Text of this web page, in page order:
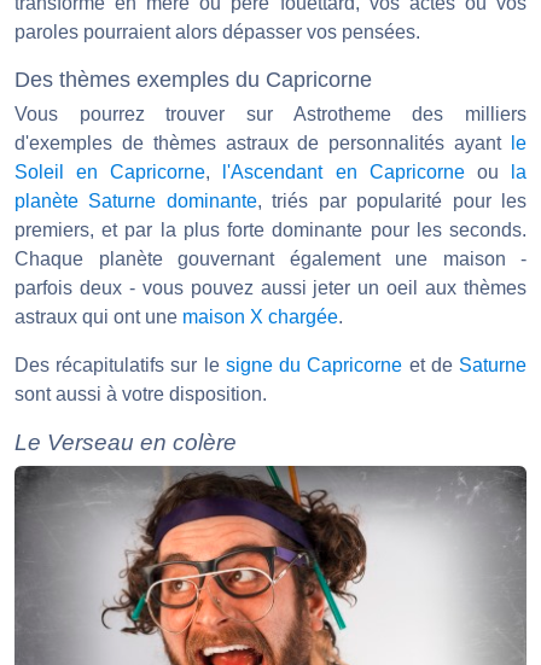
paroles pourraient alors dépasser vos pensées.
Des thèmes exemples du Capricorne
Vous pourrez trouver sur Astrotheme des milliers
d'exemples de thèmes astraux de personnalités ayant
le
Soleil en Capricorne, l'Ascendant en Capricorneou
la
planète Saturne dominante, triés par popularité pour les
premiers, et par la plus forte dominante pour les seconds.
Chaque planète gouvernant également une maison -
parfois deux - vous pouvez aussi jeter un oeil aux thèmes
astraux qui ont une maison X chargée.
Des récapitulatifs sur le signe du Capricorne et de Saturne
sont aussi à votre disposition.
Le Verseau en colère